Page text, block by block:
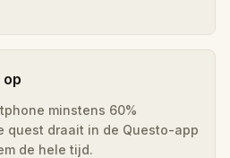
minstens 60%
quest draait in de Questo-app
de hele tijd.